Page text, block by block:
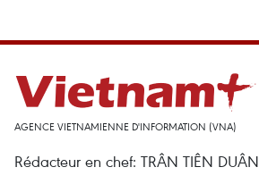
AGENCE VIETNAMIENNE D'INFORMATION (VNA)
Rédacteur en chef: TRÂN TIÊN DUÂN